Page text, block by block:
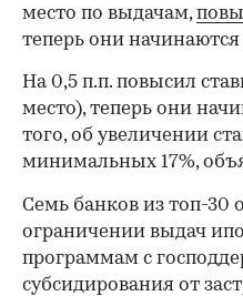
место по выдачам,
теперь они начинаются
На 0,5 п.п. повысил
место), теперь они
того, об увеличении
минимальных 17%,
Семь банков из топ-30
ограничении выдач
программам с
субсидирования от